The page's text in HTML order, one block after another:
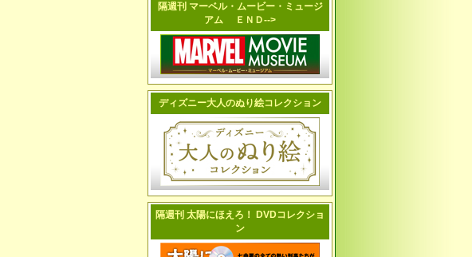
隔週刊 マーベル・ムービー・ミュージ
アム ＥＮＤ-->
ディズニー大人のぬり絵コレクション
隔週刊 太陽にほえろ！ DVDコレクショ
ン